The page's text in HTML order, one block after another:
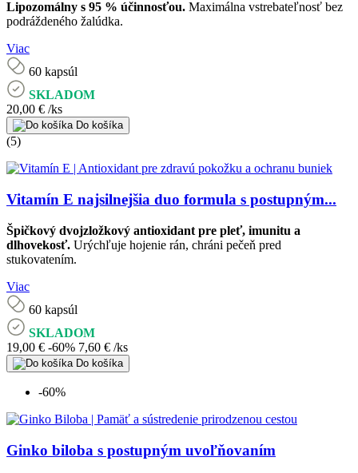
Lipozomálny s 95 % účinnosťou. Maximálna vstrebateľnosť bez
podráždeného žalúdka.
Viac
60 kapsúl
SKLADOM
20,00 € /ks
Do košíka
(5)
Vitamín E najsilnejšia duo formula s postupným...
Špičkový dvojzložkový antioxidant pre pleť, imunitu a
dlhovekosť. Urýchľuje hojenie rán, chráni pečeň pred
stukovatením.
Viac
60 kapsúl
SKLADOM
19,00 € -60% 7,60 € /ks
Do košíka
-60%
Ginko biloba s postupným uvoľňovaním